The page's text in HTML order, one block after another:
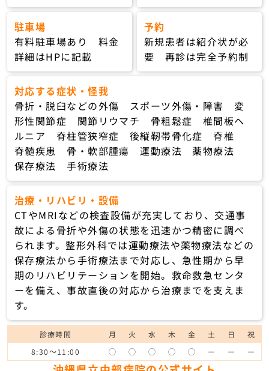
診療時間 月 火 水 木 金 土 日
祝
8:30～11:00
◯ ◯ ◯ ◯ ◯ ー ー ー
治療・リハビリ・設備
CTやMRIなどの検査設備が充実しており、交通事
故による骨折や外傷の状態を迅速かつ精密に調べ
られます。整形外科では運動療法や薬物療法などの
保存療法から手術療法まで対応し、急性期から早
期のリハビリテーションを開始。救命救急センタ
ーを備え、事故直後の対応から治療までを支えま
す。
駐車場
有料駐車場あり 料金
詳細はHPに記載
予約
新規患者は紹介状が必
要 再診は完全予約制
対応する症状・怪我
骨折・脱臼などの外傷 スポーツ外傷・障害 変
形性関節症 関節リウマチ 骨粗鬆症 椎間板ヘ
ルニア 脊柱管狭窄症 後縦靭帯骨化症 脊椎
脊髄疾患 骨・軟部腫瘍 運動療法 薬物療法
保存療法 手術療法